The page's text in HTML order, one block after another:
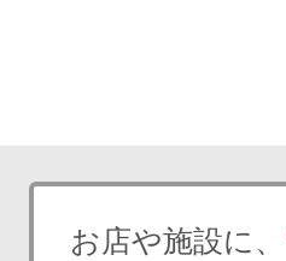
お店や施設に、